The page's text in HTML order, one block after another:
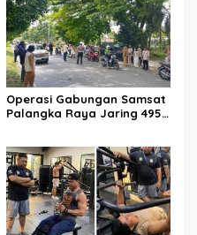
Operasi Gabungan Samsat
Palangka Raya Jaring 495